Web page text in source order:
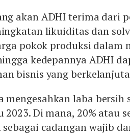
akan ADHI terima dari
likuiditas dan
pokok produksi dalam
kedepannya ADHI
bisnis yang
mengesahkan laba
2023. Di mana, 20% atau
cadangan wajib